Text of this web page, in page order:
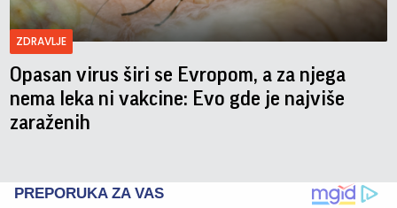
ZDRAVLJE
Opasan virus širi se Evropom, a za njega
nema leka ni vakcine: Evo gde je najviše
zaraženih